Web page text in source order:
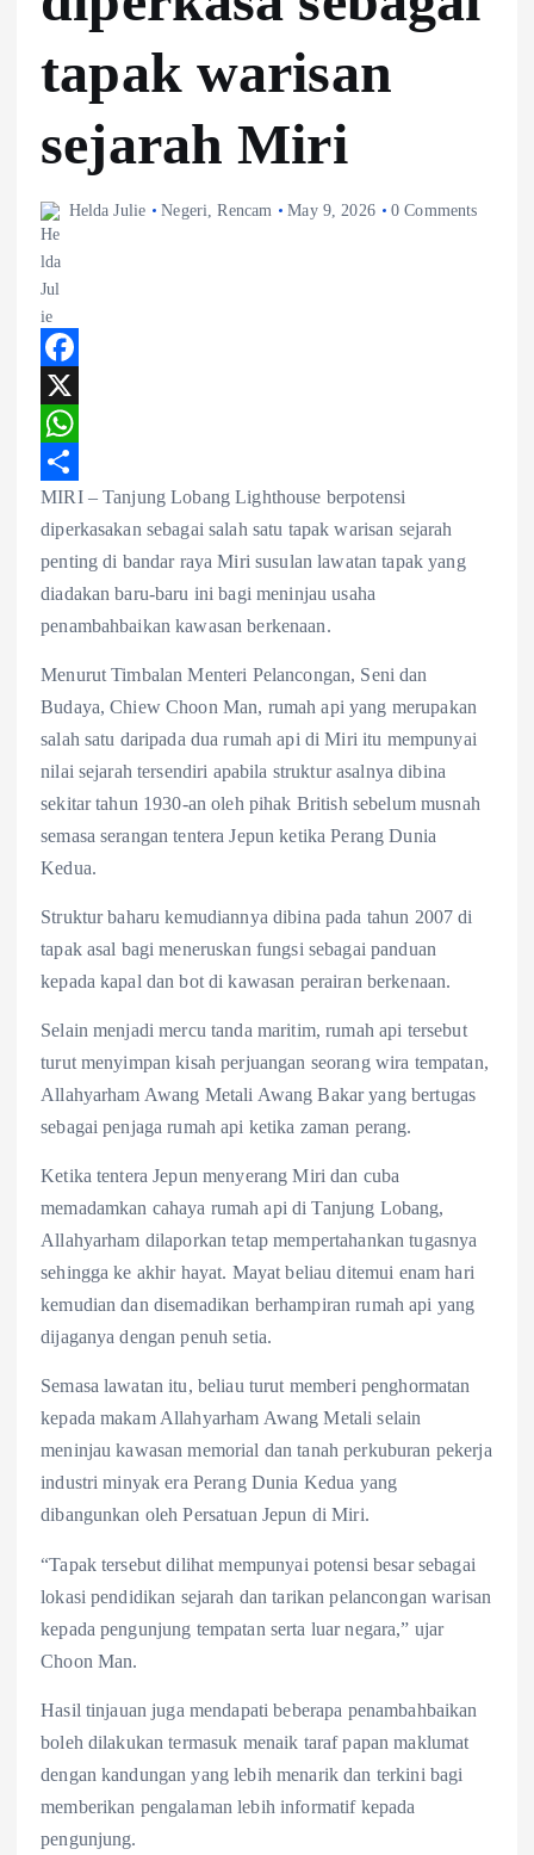
tapak warisan
sejarah Miri
Helda Julie Negeri,Rencam May 9, 2026 0 Comments
F
a
c
e
b
o
X
W
h
a
t
S
h
a
MIRI – Tanjung Lobang Lighthouse berpotensi
diperkasakan sebagai salah satu tapak warisan sejarah
penting di bandar raya Miri susulan lawatan tapak yang
diadakan baru-baru ini bagi meninjau usaha
penambahbaikan kawasan berkenaan.
Menurut Timbalan Menteri Pelancongan, Seni dan
Budaya, Chiew Choon Man, rumah api yang merupakan
salah satu daripada dua rumah api di Miri itu mempunyai
nilai sejarah tersendiri apabila struktur asalnya dibina
sekitar tahun 1930-an oleh pihak British sebelum musnah
semasa serangan tentera Jepun ketika Perang Dunia
Kedua.
Struktur baharu kemudiannya dibina pada tahun 2007 di
tapak asal bagi meneruskan fungsi sebagai panduan
kepada kapal dan bot di kawasan perairan berkenaan.
Selain menjadi mercu tanda maritim, rumah api tersebut
turut menyimpan kisah perjuangan seorang wira tempatan,
Allahyarham Awang Metali Awang Bakar yang bertugas
sebagai penjaga rumah api ketika zaman perang.
Ketika tentera Jepun menyerang Miri dan cuba
memadamkan cahaya rumah api di Tanjung Lobang,
Allahyarham dilaporkan tetap mempertahankan tugasnya
sehingga ke akhir hayat. Mayat beliau ditemui enam hari
kemudian dan disemadikan berhampiran rumah api yang
dijaganya dengan penuh setia.
Semasa lawatan itu, beliau turut memberi penghormatan
kepada makam Allahyarham Awang Metali selain
meninjau kawasan memorial dan tanah perkuburan pekerja
industri minyak era Perang Dunia Kedua yang
dibangunkan oleh Persatuan Jepun di Miri.
“Tapak tersebut dilihat mempunyai potensi besar sebagai
lokasi pendidikan sejarah dan tarikan pelancongan warisan
kepada pengunjung tempatan serta luar negara,” ujar
Choon Man.
Hasil tinjauan juga mendapati beberapa penambahbaikan
boleh dilakukan termasuk menaik taraf papan maklumat
dengan kandungan yang lebih menarik dan terkini bagi
memberikan pengalaman lebih informatif kepada
pengunjung.